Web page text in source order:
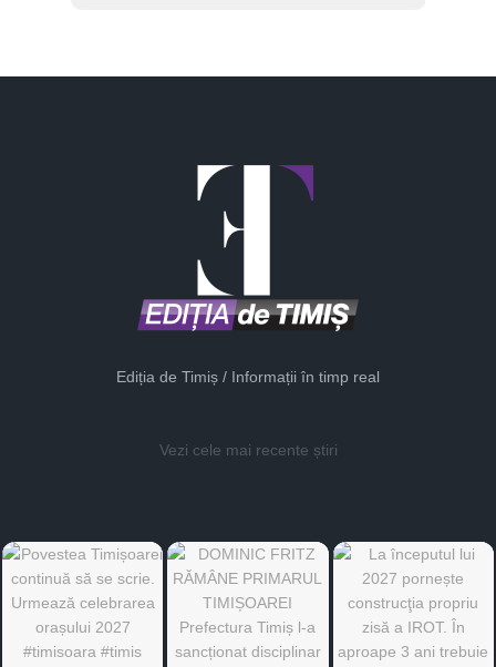
Ediția de Timiș / Informații în timp real
Vezi cele mai recente știri